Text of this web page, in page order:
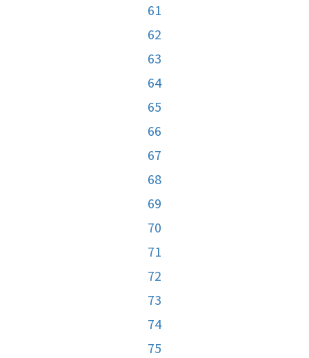
61
62
63
64
65
66
67
68
69
70
71
72
73
74
75